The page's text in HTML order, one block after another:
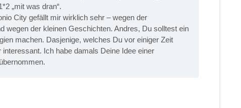
„mit was dran“.
City gefällt mir wirklich sehr – wegen der
wegen der kleinen Geschichten. Andres, Du solltest ein
machen. Dasjenige, welches Du vor einiger Zeit
Ich habe damals Deine Idee einer